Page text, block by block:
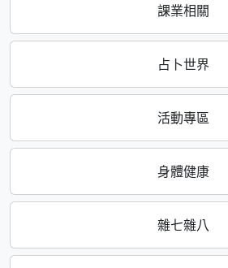
課業相關
占卜世界
活動專區
身體健康
雜七雜八